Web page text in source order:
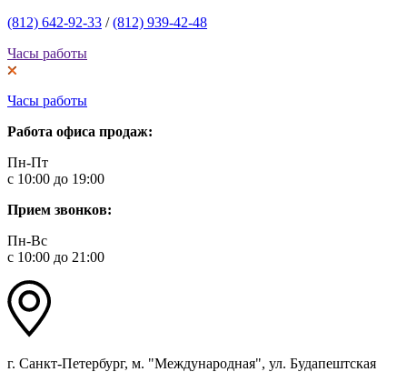
(812) 642-92-33 /(812) 939-42-48
Часы работы
Часы работы
Работа офиса продаж:
Пн-Пт
с 10:00 до 19:00
Прием звонков:
Пн-Вс
с 10:00 до 21:00
г. Санкт-Петербург, м. "Международная", ул. Будапештская